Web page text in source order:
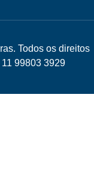
Todos os direitos
99803 3929